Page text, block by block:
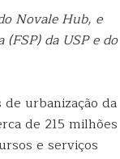
Novale Hub, e
da USP e do
urbanização da
de 215 milhões
e serviços